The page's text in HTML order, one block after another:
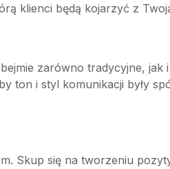
klienci będą kojarzyć z
zarówno tradycyjne, jak
ton i styl komunikacji były
Skup się na tworzeniu